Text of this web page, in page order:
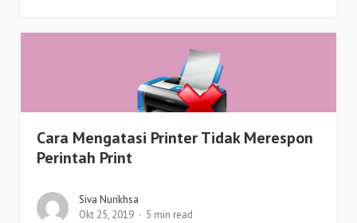
Cara Mengatasi Printer Tidak Merespon
Perintah Print
Siva Nurikhsa
Okt 25, 2019
5 min read